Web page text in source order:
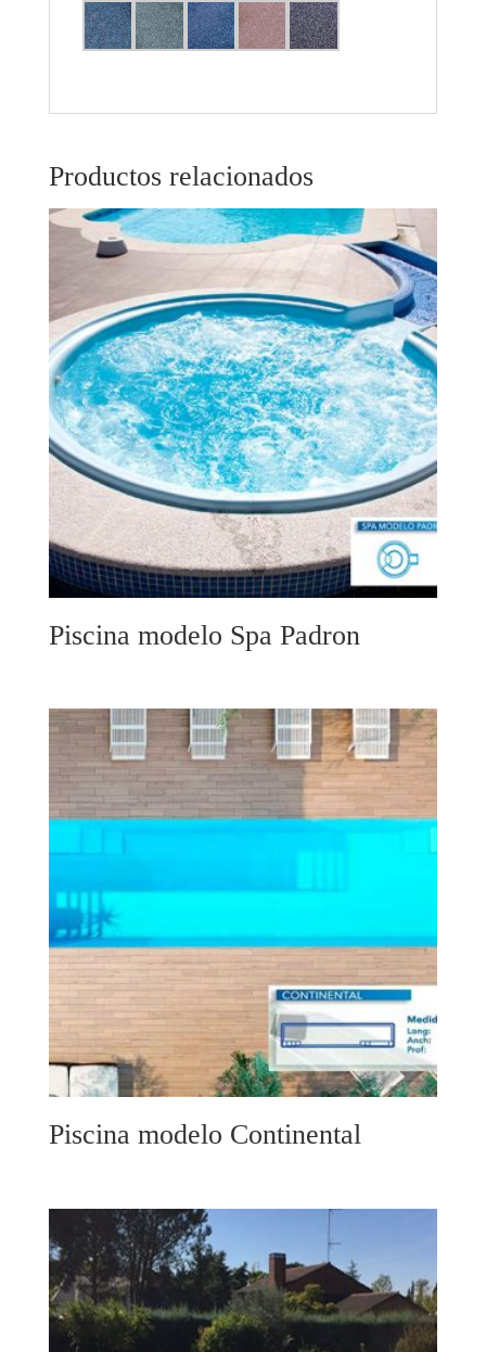
Productos relacionados
Piscina modelo Spa Padron
Piscina modelo Continental